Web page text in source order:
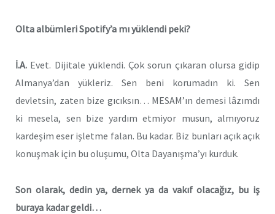
Olta albümleri Spotify’a mı yüklendi peki?
İ.A. Evet. Dijitale yüklendi. Çok sorun çıkaran olursa gidip
Almanya’dan yükleriz. Sen beni korumadın ki. Sen
devletsin, zaten bize gıcıksın… MESAM’ın demesi lâzımdı
ki mesela, sen bize yardım etmiyor musun, almıyoruz
kardeşim eser işletme falan. Bu kadar. Biz bunları açık açık
konuşmak için bu oluşumu, Olta Dayanışma’yı kurduk.
Son olarak, dedin ya, dernek ya da vakıf olacağız, bu iş
buraya kadar geldi…